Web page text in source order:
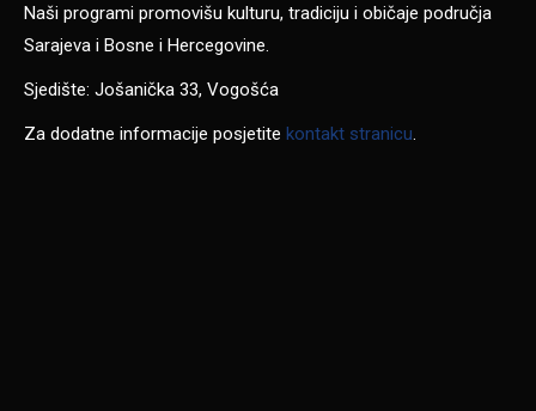
Naši programi promovišu kulturu, tradiciju i običaje područja
Sarajeva i Bosne i Hercegovine.
Sjedište: Jošanička 33, Vogošća
Za dodatne informacije posjetite kontakt stranicu.